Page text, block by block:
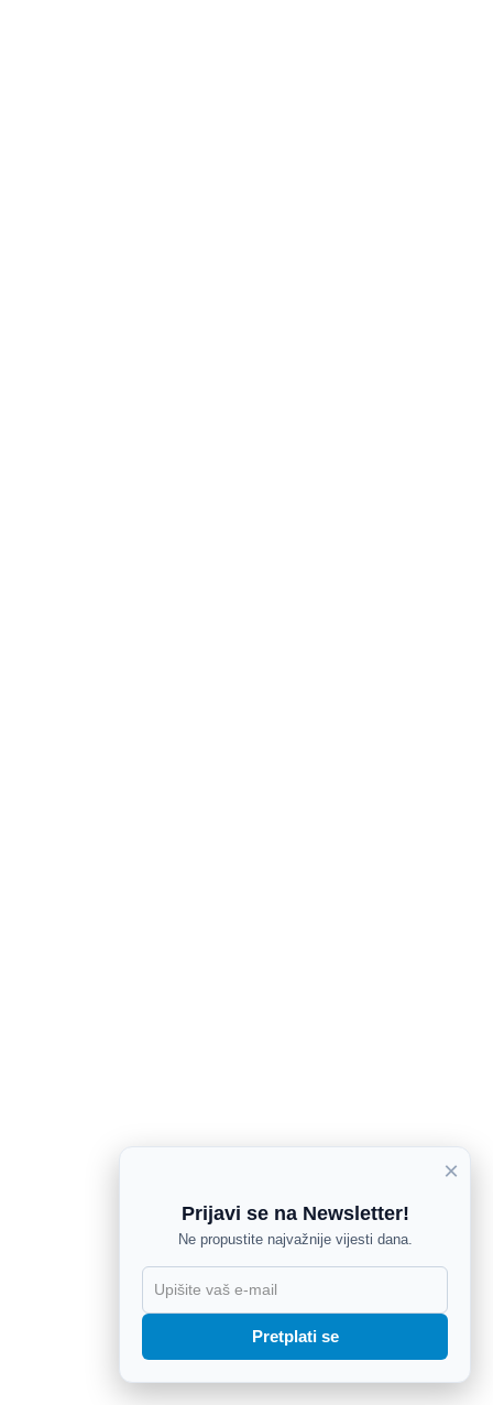
×
Prijavi se na Newsletter!
Ne propustite najvažnije vijesti dana.
Pretplati se